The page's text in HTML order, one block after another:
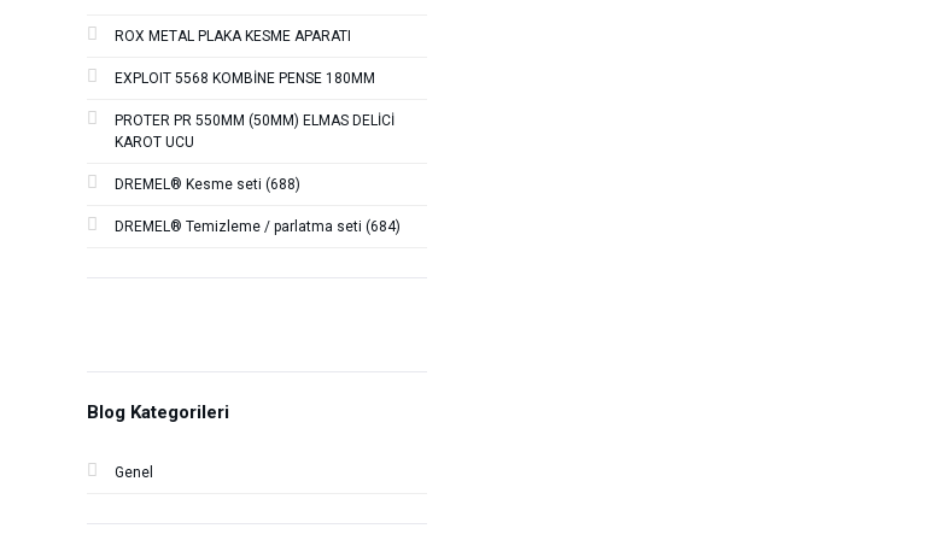
ROX METAL PLAKA KESME APARATI
EXPLOIT 5568 KOMBİNE PENSE 180MM
PROTER PR 550MM (50MM) ELMAS DELİCİ
KAROT UCU
DREMEL® Kesme seti (688)
DREMEL® Temizleme / parlatma seti (684)
Blog Kategorileri
Genel